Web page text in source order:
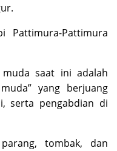
Pattimura-Pattimura
saat ini adalah
yang berjuang
serta pengabdian di
tombak, dan